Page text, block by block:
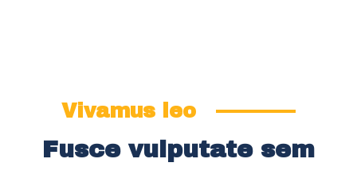
Vivamus leo
Fusce vulputate sem